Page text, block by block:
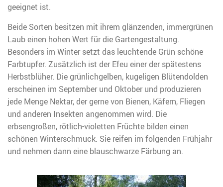
geeignet ist.
Beide Sorten besitzen mit ihrem glänzenden, immergrünen
Laub einen hohen Wert für die Gartengestaltung.
Besonders im Winter setzt das leuchtende Grün schöne
Farbtupfer. Zusätzlich ist der Efeu einer der spätestens
Herbstblüher. Die grünlichgelben, kugeligen Blütendolden
erscheinen im September und Oktober und produzieren
jede Menge Nektar, der gerne von Bienen, Käfern, Fliegen
und anderen Insekten angenommen wird. Die
erbsengroßen, rötlich-violetten Früchte bilden einen
schönen Winterschmuck. Sie reifen im folgenden Frühjahr
und nehmen dann eine blauschwarze Färbung an.